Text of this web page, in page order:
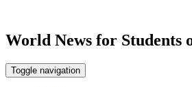
World News for Students
Toggle navigation